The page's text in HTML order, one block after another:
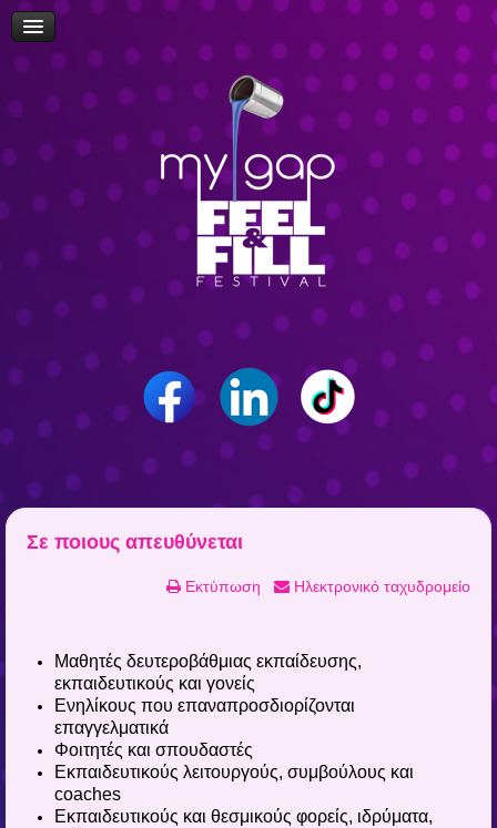
Πρόσβαση
Δώρα-Διαγωνισμοί
Δήλωση Συμμετοχής Επισκεπτών
Ομιλίες
Workshop
Career Path Youth
Σε ποιους απευθύνεται
Εκτύπωση Ηλεκτρονικό ταχυδρομείο
Μαθητές δευτεροβάθμιας εκπαίδευσης,
εκπαιδευτικούς και γονείς
Ενηλίκους που επαναπροσδιορίζονται
επαγγελματικά
Φοιτητές και σπουδαστές
Εκπαιδευτικούς λειτουργούς, συμβούλους και
coaches
Εκπαιδευτικούς και θεσμικούς φορείς, ιδρύματα,